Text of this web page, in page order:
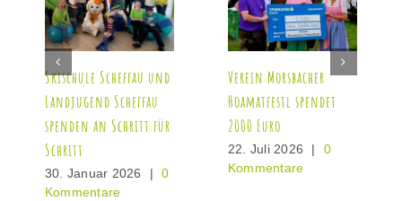
Skischule Scheffau und
Landjugend Scheffau
spenden an Schritt für
Schritt
30. Januar 2026 |
0
Kommentare
Verein Morsbacher
Hoamatfestl spendet
2000 Euro
22. Juli 2026 |
0
Kommentare